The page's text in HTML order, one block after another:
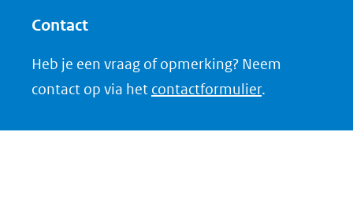
(verwijst
naar
Contact
Heb je een vraag of opmerking? Neem
contact op via het contactformulier.